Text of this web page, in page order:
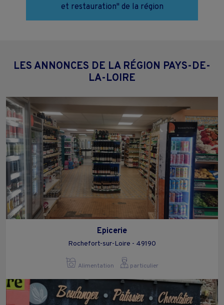
et restauration" de la région
LES ANNONCES DE LA RÉGION PAYS-DE-
LA-LOIRE
Epicerie
Rochefort-sur-Loire - 49190
Alimentation particulier